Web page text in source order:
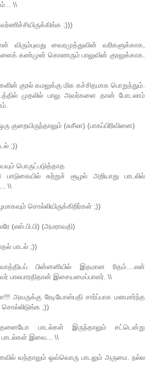
\\
;)))
விரும்புவது வைரமுத்துவின் வரிகளுக்காக,
கண்முன் கொணரும் பாலுவின் குரலுக்காக.
குரல் கமலுக்கு மிக கச்சிதமாக பொறுந்தும்.
முதலில் பாலு அவர்களை தான் போடலாம்
குறையிருந்தாலும் (சுசீலா) (பாகப்பிரிவினை)
;))
பொருட்படுத்தாத
சுற்றுச் சூழல் அறியாது பாடலில்
\\
சொல்லியிருக்கிறிர்கள் ;))
(எஸ்.பி.பி) (அமராவதி)
பாடல் ;))
பின்னனியில் இதமான ரிதம்....என்
பாலபாரதிதான் இசையமைப்பாளர். \\
அவருக்கு ரேடியோஸ்பதி சார்ப்பாக மனமார்ந்த
;))
பாடல்கள் இருந்தாலும் சட்டென்று
பாடல்கள் இவை... \\
வந்தாலும் ஒவ்வொரு பாடலும் அருமை. நல்ல